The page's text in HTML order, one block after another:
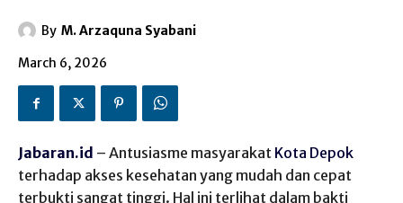
By M. Arzaquna Syabani
March 6, 2026
Jabaran.id – Antusiasme masyarakat Kota Depok
terhadap akses kesehatan yang mudah dan cepat
terbukti sangat tinggi. Hal ini terlihat dalam bakti